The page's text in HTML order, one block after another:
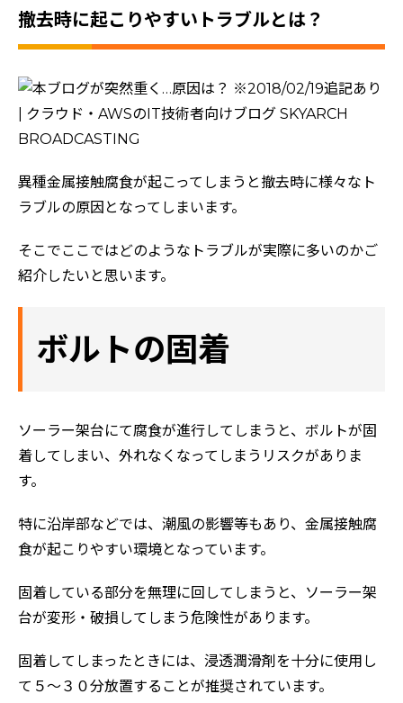
撤去時に起こりやすいトラブルとは？
異種金属接触腐食が起こってしまうと撤去時に様々なト
ラブルの原因となってしまいます。
そこでここではどのようなトラブルが実際に多いのかご
紹介したいと思います。
ボルトの固着
ソーラー架台にて腐食が進行してしまうと、ボルトが固
着してしまい、外れなくなってしまうリスクがありま
す。
特に沿岸部などでは、潮風の影響等もあり、金属接触腐
食が起こりやすい環境となっています。
固着している部分を無理に回してしまうと、ソーラー架
台が変形・破損してしまう危険性があります。
固着してしまったときには、浸透潤滑剤を十分に使用し
て５～３０分放置することが推奨されています。